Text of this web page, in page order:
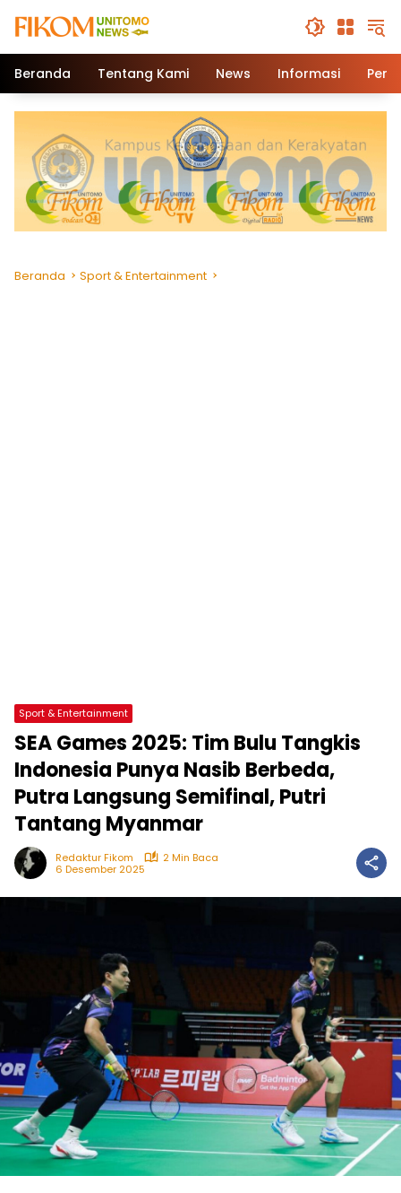
Beranda Tentang Kami News Informasi
Beranda Sport & Entertainment
Sport & Entertainment
SEA Games 2025: Tim Bulu Tangkis
Indonesia Punya Nasib Berbeda,
Putra Langsung Semifinal, Putri
Tantang Myanmar
Redaktur Fikom
2 Min Baca
6 Desember 2025